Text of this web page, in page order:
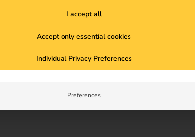
zwischen Netzanschluss und Ladestationen
deutschen Mess- und Eichrechts erfüllen. Die in
abgerechnet werden. Das Eichrecht
I accept all
Accept only essential cookies
Individual Privacy Preferences
Preferences